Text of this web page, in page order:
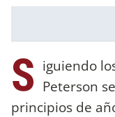
S iguiendo
Peterson
principios de